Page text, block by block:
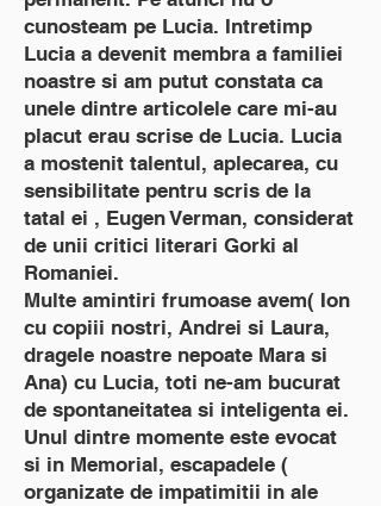
cunosteam pe Lucia. Intretimp
Lucia a devenit membra a familiei
noastre si am putut constata ca
unele dintre articolele care mi-au
placut erau scrise de Lucia. Lucia
a mostenit talentul, aplecarea, cu
sensibilitate pentru scris de la
tatal ei , Eugen Verman, considerat
de unii critici literari Gorki al
Romaniei.
Multe amintiri frumoase avem( Ion
cu copiii nostri, Andrei si Laura,
dragele noastre nepoate Mara si
Ana) cu Lucia, toti ne-am bucurat
de spontaneitatea si inteligenta ei.
Unul dintre momente este evocat
si in Memorial, escapadele (
organizate de impatimitii in ale